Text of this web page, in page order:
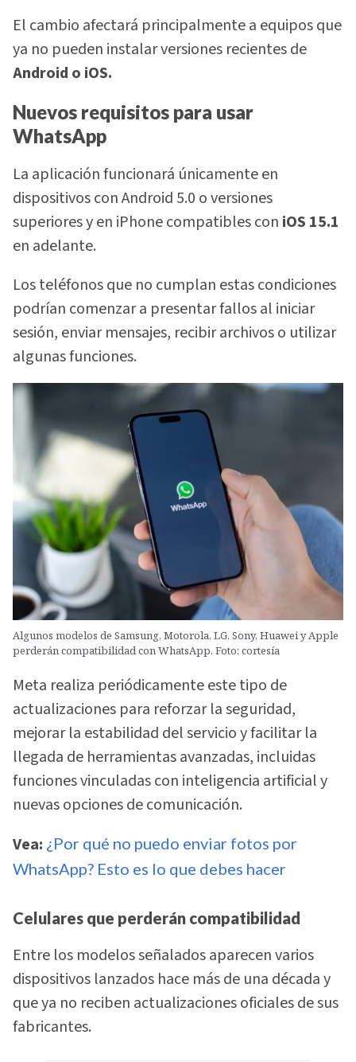
El cambio afectará principalmente a equipos que
ya no pueden instalar versiones recientes de
Android o iOS.
Nuevos requisitos para usar
WhatsApp
La aplicación funcionará únicamente en
dispositivos con Android 5.0 o versiones
superiores y en iPhone compatibles con iOS 15.1
en adelante.
Los teléfonos que no cumplan estas condiciones
podrían comenzar a presentar fallos al iniciar
sesión, enviar mensajes, recibir archivos o utilizar
algunas funciones.
Algunos modelos de Samsung, Motorola, LG, Sony, Huawei y Apple
perderán compatibilidad con WhatsApp. Foto: cortesía
Meta realiza periódicamente este tipo de
actualizaciones para reforzar la seguridad,
mejorar la estabilidad del servicio y facilitar la
llegada de herramientas avanzadas, incluidas
funciones vinculadas con inteligencia artificial y
nuevas opciones de comunicación.
Vea: ¿Por qué no puedo enviar fotos por
WhatsApp? Esto es lo que debes hacer
Celulares que perderán compatibilidad
Entre los modelos señalados aparecen varios
dispositivos lanzados hace más de una década y
que ya no reciben actualizaciones oficiales de sus
fabricantes.